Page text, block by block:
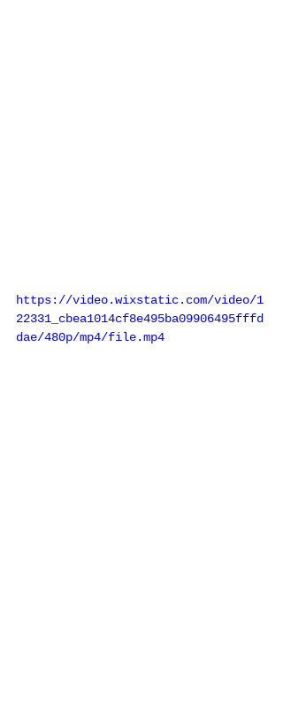
https://video.wixstatic.com/video/1
22331_cbea1014cf8e495ba09906495fffd
dae/480p/mp4/file.mp4